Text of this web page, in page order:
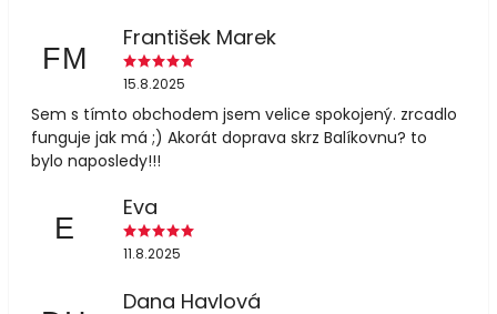
FM
František Marek
15.8.2025
Sem s tímto obchodem jsem velice spokojený. zrcadlo
funguje jak má ;) Akorát doprava skrz Balíkovnu? to
bylo naposledy!!!
E
Eva
11.8.2025
Dana Havlová